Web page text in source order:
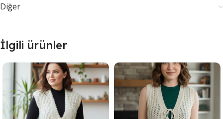
Diğer
İlgili ürünler